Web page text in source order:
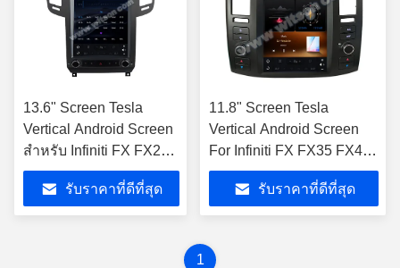
13.6" Screen Tesla
Vertical Android Screen
สําหรับ Infiniti FX FX25
FX35 FX37 2009-2013
Qx70 2013-2016
รับราคาที่ดีที่สุด
11.8" Screen Tesla
Vertical Android Screen
For Infiniti FX FX35 FX45
2003-2012 รถยนต์
มัลติมีเดีย สเตียโร GPS
Carplay Player
รับราคาที่ดีที่สุด
1